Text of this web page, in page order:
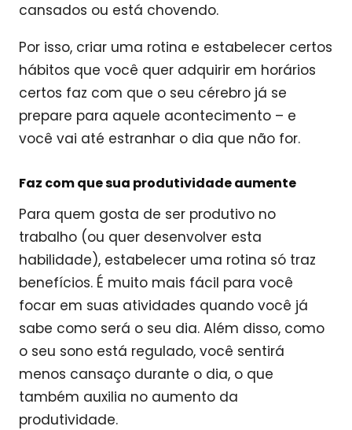
cansados ou está chovendo.
Por isso, criar uma rotina e estabelecer certos
hábitos que você quer adquirir em horários
certos faz com que o seu cérebro já se
prepare para aquele acontecimento – e
você vai até estranhar o dia que não for.
Faz com que sua produtividade aumente
Para quem gosta de ser produtivo no
trabalho (ou quer desenvolver esta
habilidade), estabelecer uma rotina só traz
benefícios. É muito mais fácil para você
focar em suas atividades quando você já
sabe como será o seu dia. Além disso, como
o seu sono está regulado, você sentirá
menos cansaço durante o dia, o que
também auxilia no aumento da
produtividade.